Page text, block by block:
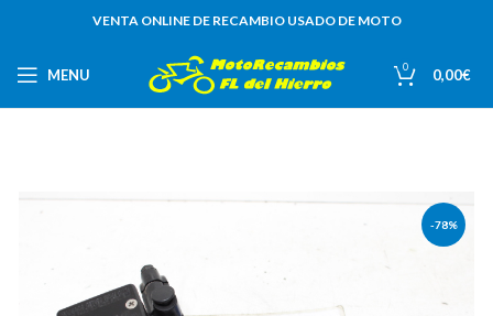
VENTA ONLINE DE RECAMBIO USADO DE MOTO
MENU 0 0,00€
-78%